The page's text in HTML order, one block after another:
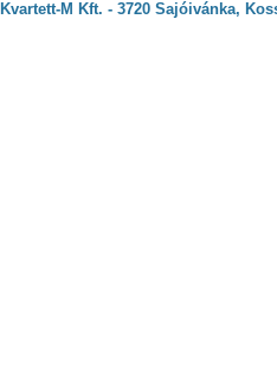
Kvartett-M Kft. - 3720 Sajóivánka,